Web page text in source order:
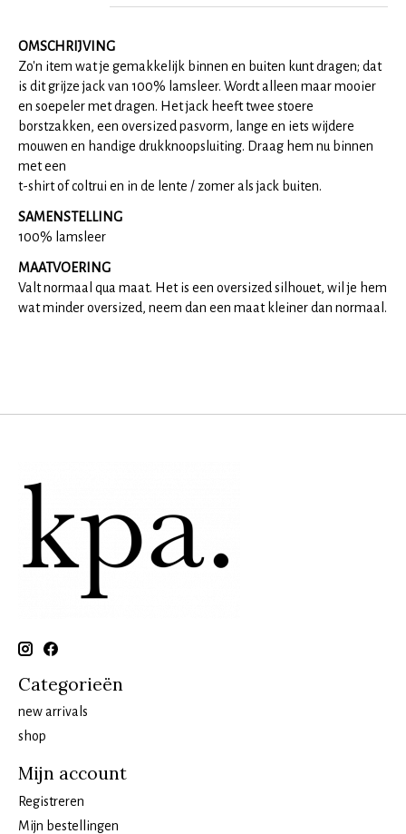
OMSCHRIJVING
Zo'n item wat je gemakkelijk binnen en buiten kunt dragen; dat
is dit grijze jack van 100% lamsleer. Wordt alleen maar mooier
en soepeler met dragen. Het jack heeft twee stoere
borstzakken, een oversized pasvorm, lange en iets wijdere
mouwen en handige drukknoopsluiting. Draag hem nu binnen
met een
t-shirt of coltrui en in de lente / zomer als jack buiten.
SAMENSTELLING
100% lamsleer
MAATVOERING
Valt normaal qua maat. Het is een oversized silhouet, wil je hem
wat minder oversized, neem dan een maat kleiner dan normaal.
Categorieën
new arrivals
shop
Mijn account
Registreren
Mijn bestellingen